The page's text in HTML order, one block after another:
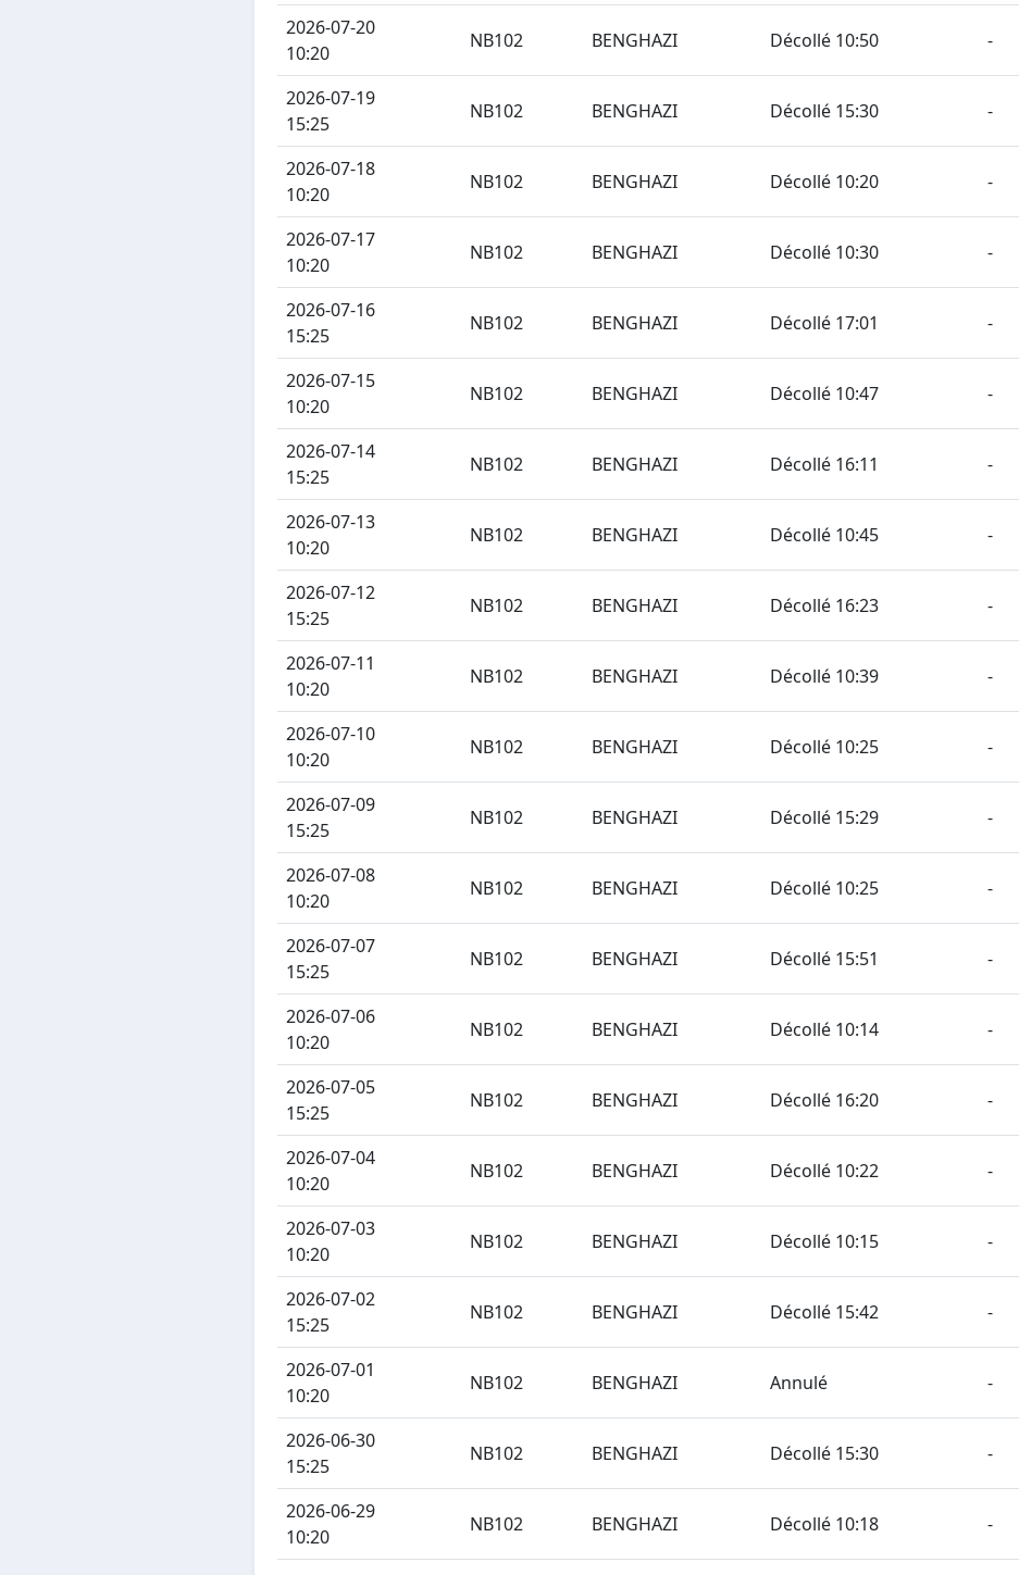
2026-07-20
10:20
NB102 BENGHAZI Décollé 10:50 -
2026-07-19
15:25
NB102 BENGHAZI Décollé 15:30 -
2026-07-18
10:20
NB102 BENGHAZI Décollé 10:20 -
2026-07-17
10:20
NB102 BENGHAZI Décollé 10:30 -
2026-07-16
15:25
NB102 BENGHAZI Décollé 17:01 -
2026-07-15
10:20
NB102 BENGHAZI Décollé 10:47 -
2026-07-14
15:25
NB102 BENGHAZI Décollé 16:11 -
2026-07-13
10:20
NB102 BENGHAZI Décollé 10:45 -
2026-07-12
15:25
NB102 BENGHAZI Décollé 16:23 -
2026-07-11
10:20
NB102 BENGHAZI Décollé 10:39 -
2026-07-10
10:20
NB102 BENGHAZI Décollé 10:25 -
2026-07-09
15:25
NB102 BENGHAZI Décollé 15:29 -
2026-07-08
10:20
NB102 BENGHAZI Décollé 10:25 -
2026-07-07
15:25
NB102 BENGHAZI Décollé 15:51 -
2026-07-06
10:20
NB102 BENGHAZI Décollé 10:14 -
2026-07-05
15:25
NB102 BENGHAZI Décollé 16:20 -
2026-07-04
10:20
NB102 BENGHAZI Décollé 10:22 -
2026-07-03
10:20
NB102 BENGHAZI Décollé 10:15 -
2026-07-02
15:25
NB102 BENGHAZI Décollé 15:42 -
2026-07-01
10:20
NB102 BENGHAZI Annulé -
2026-06-30
15:25
NB102 BENGHAZI Décollé 15:30 -
2026-06-29
10:20
NB102 BENGHAZI Décollé 10:18 -